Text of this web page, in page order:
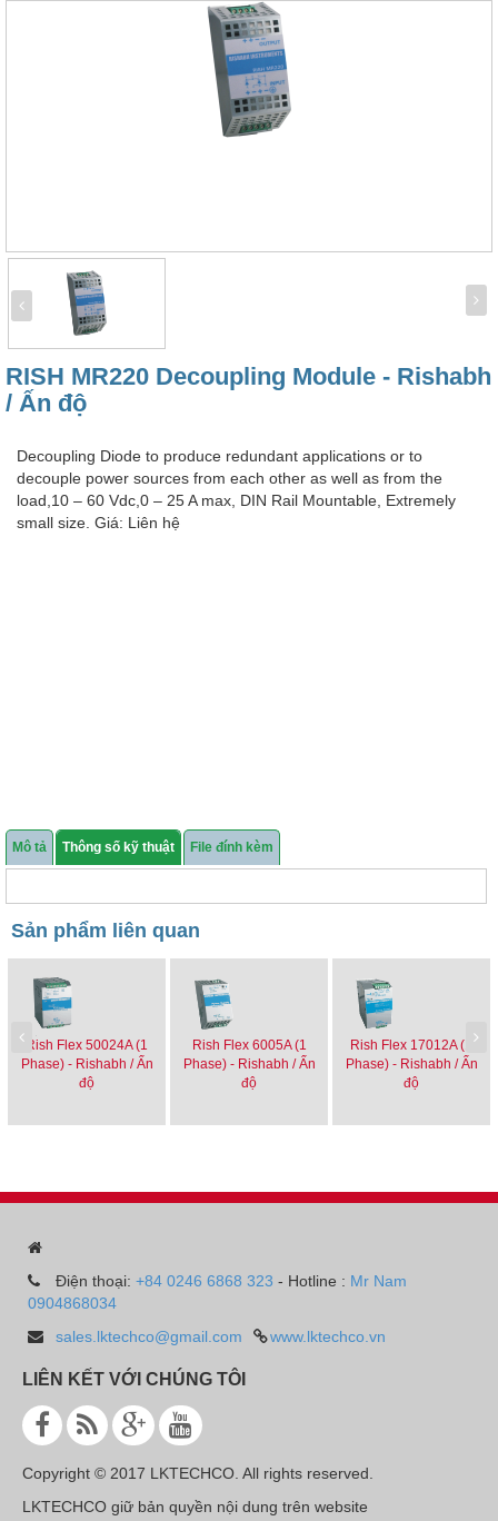
RISH MR220 Decoupling Module - Rishabh
/ Ấn độ
Decoupling Diode to produce redundant applications or to
decouple power sources from each other as well as from the
load,10 – 60 Vdc,0 – 25 A max, DIN Rail Mountable, Extremely
small size. Giá: Liên hệ
Mô tả Thông số kỹ thuật File đính kèm
Sản phẩm liên quan
Rish Flex 50024A (1
Phase) - Rishabh / Ấn
độ
Rish Flex 6005A (1
Phase) - Rishabh / Ấn
độ
Rish Flex 17012A (1
Phase) - Rishabh / Ấn
độ
Điện thoại: +84 0246 6868 323 - Hotline : Mr Nam
0904868034
sales.lktechco@gmail.com
www.lktechco.vn
LIÊN KẾT VỚI CHÚNG TÔI
Copyright © 2017 LKTECHCO. All rights reserved.
LKTECHCO giữ bản quyền nội dung trên website